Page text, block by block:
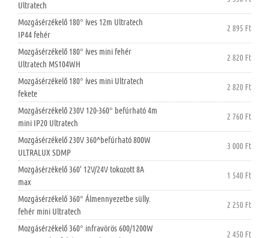
Ultratech
Mozgásérzékelő 180° íves 12m Ultratech
IP44 fehér
2 895 Ft
Mozgásérzékelő 180° íves mini fehér
Ultratech MS104WH
2 820 Ft
Mozgásérzékelő 180° íves mini Ultratech
fekete
2 820 Ft
Mozgásérzékelő 230V 120-360° befúrható 4m
mini IP20 Ultratech
2 760 Ft
Mozgásérzékelő 230V 360^befúrható 800W
ULTRALUX SDMP
3 000 Ft
Mozgásérzékelő 360' 12V/24V tokozott 8A
max
1 540 Ft
Mozgásérzékelő 360° Álmennyezetbe sülly.
fehér mini Ultratech
2 250 Ft
Mozgásérzékelő 360° infravörös 600/1200W
2 450 Ft